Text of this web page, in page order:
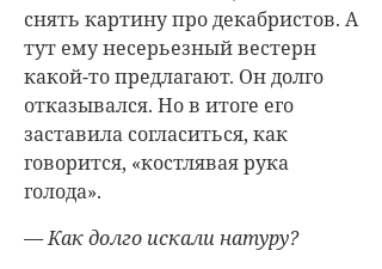
снять картину про декабристов. А
тут ему несерьезный вестерн
какой-то предлагают. Он долго
отказывался. Но в итоге его
заставила согласиться, как
говорится, «костлявая рука
голода».
— Как долго искали натуру?